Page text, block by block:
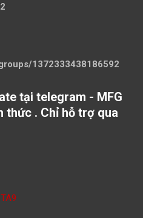
1372333438186592
tại telegram - MFG
thức . Chỉ hỗ trợ qua